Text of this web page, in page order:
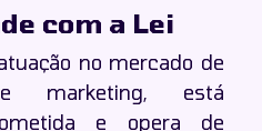
com a Lei
no mercado de
e marketing, está
e opera de